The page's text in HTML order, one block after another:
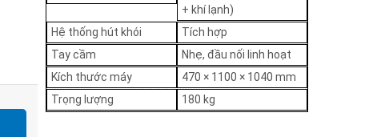
+ khí lạnh)
Hệ thống hút khói
Tích hợp
Tay cầm
Nhẹ, đầu nối linh hoạt
Kích thước máy
470 × 1100 × 1040 mm
Trọng lượng
180 kg